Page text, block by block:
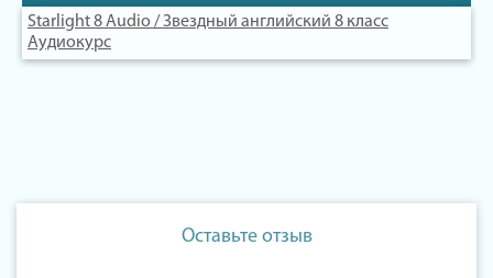
Starlight 8 Audio / Звездный английский 8 класс
Аудиокурс
Оставьте отзыв